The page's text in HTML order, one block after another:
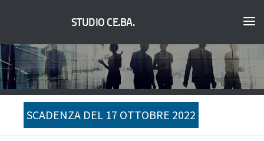
STUDIO CE.BA.
SCADENZA DEL 17 OTTOBRE 2022